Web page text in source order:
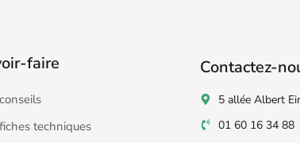
faire
techniques
Contactez-
5 allée Albert
01 60 16 34 88